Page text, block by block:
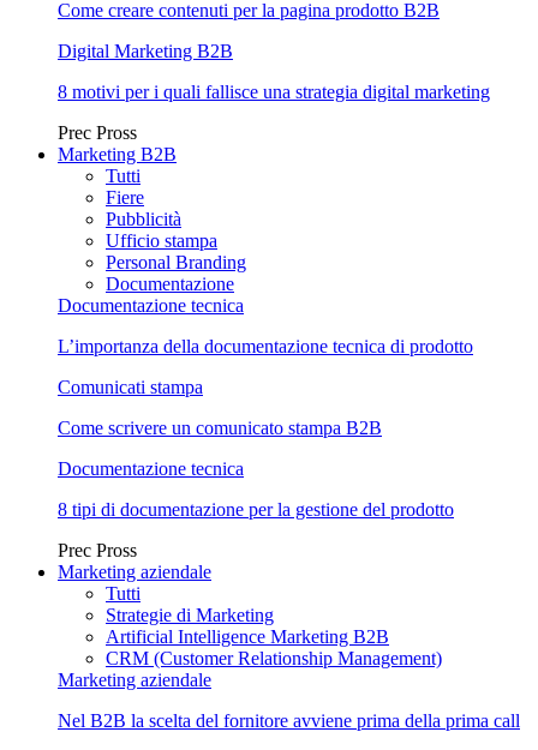
Come creare contenuti per la pagina prodotto B2B
Digital Marketing B2B
8 motivi per i quali fallisce una strategia digital marketing
Prec Pross
Marketing B2B
Tutti
Fiere
Pubblicità
Ufficio stampa
Personal Branding
Documentazione
Documentazione tecnica
L’importanza della documentazione tecnica di prodotto
Comunicati stampa
Come scrivere un comunicato stampa B2B
Documentazione tecnica
8 tipi di documentazione per la gestione del prodotto
Prec Pross
Marketing aziendale
Tutti
Strategie di Marketing
Artificial Intelligence Marketing B2B
CRM (Customer Relationship Management)
Marketing aziendale
Nel B2B la scelta del fornitore avviene prima della prima call